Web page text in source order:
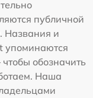
публичной
Названия и
упоминаются
обозначить
Наша